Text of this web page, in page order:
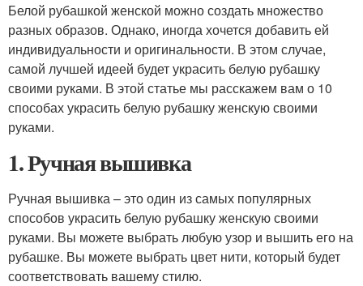
Белой рубашкой женской можно создать множество
разных образов. Однако, иногда хочется добавить ей
индивидуальности и оригинальности. В этом случае,
самой лучшей идеей будет украсить белую рубашку
своими руками. В этой статье мы расскажем вам о 10
способах украсить белую рубашку женскую своими
руками.
1. Ручная вышивка
Ручная вышивка – это один из самых популярных
способов украсить белую рубашку женскую своими
руками. Вы можете выбрать любую узор и вышить его на
рубашке. Вы можете выбрать цвет нити, который будет
соответствовать вашему стилю.